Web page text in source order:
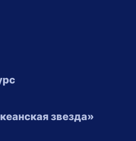
звезда»